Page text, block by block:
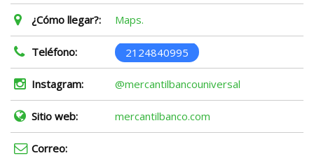
¿Cómo llegar?: Maps.
Teléfono: 2124840995
Instagram: @mercantilbancouniversal
Sitio web: mercantilbanco.com
Correo: